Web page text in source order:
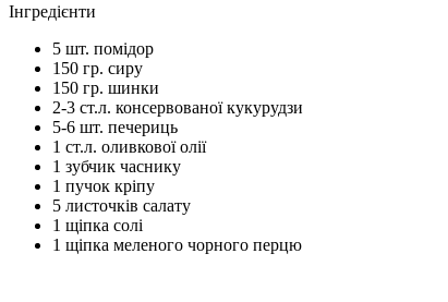
Інгредієнти
5 шт. помідор
150 гр. сиру
150 гр. шинки
2-3 ст.л. консервованої кукурудзи
5-6 шт. печериць
1 ст.л. оливкової олії
1 зубчик часнику
1 пучок кріпу
5 листочків салату
1 щіпка солі
1 щіпка меленого чорного перцю